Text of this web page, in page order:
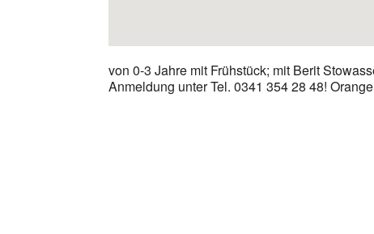
von 0-3 Jahre mit Frühstück; mit Berit
Anmeldung unter Tel. 0341 354 28 48!